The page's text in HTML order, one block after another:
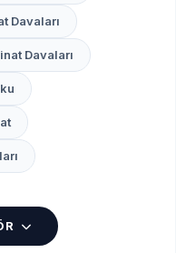
Balgat’a,
her
ve alanında
listeler.
Bir
diğer illere
bilgi gerektirir.
avantajları
Davaları
Davaları